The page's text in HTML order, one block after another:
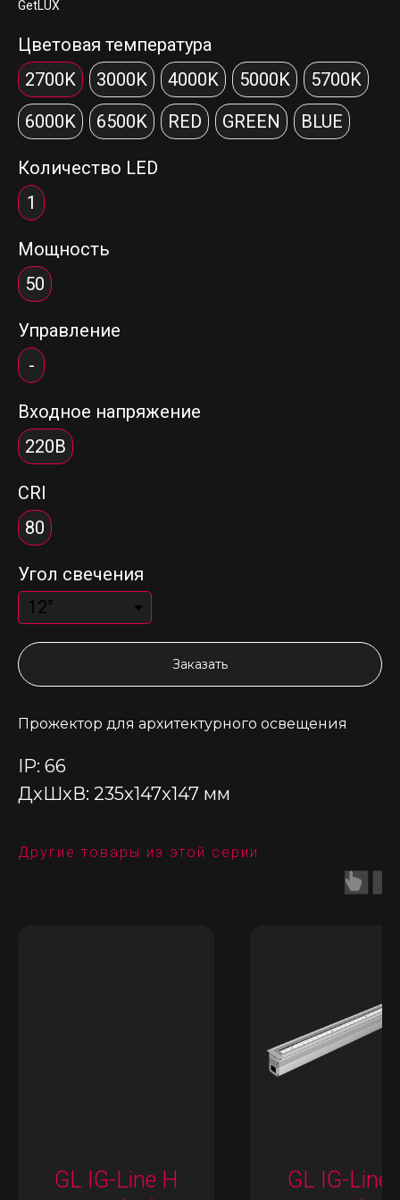
GetLUX
Цветовая температура
2700K
3000K 4000K 5000K
5700K
6000K
6500K RED GREEN BLUE
Количество LED
1
Мощность
50
Управление
-
Входное напряжение
220В
CRI
80
Угол свечения
Заказать
Прожектор для архитектурного освещения
IP: 66
ДxШxВ: 235x147x147 мм
Другие товары из этой серии
GL IG-Line H
GL IG-Line